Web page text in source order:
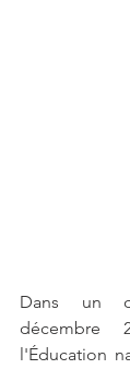
Dans un
décembre
l'Éducation